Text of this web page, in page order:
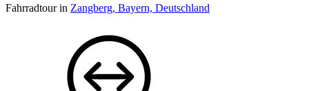
Fahrradtour in Zangberg, Bayern, Deutschland